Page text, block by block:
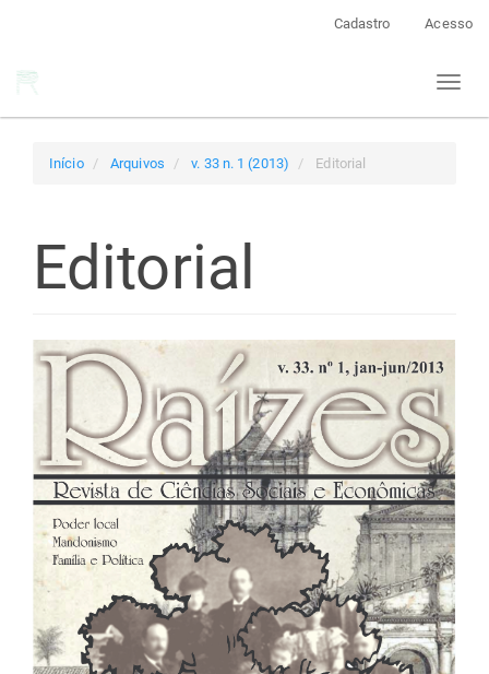
Cadastro Acesso
Toggle
Início Arquivos v. 33 n. 1 (2013) Editorial
Editorial
Barra
lateral
de
artigos